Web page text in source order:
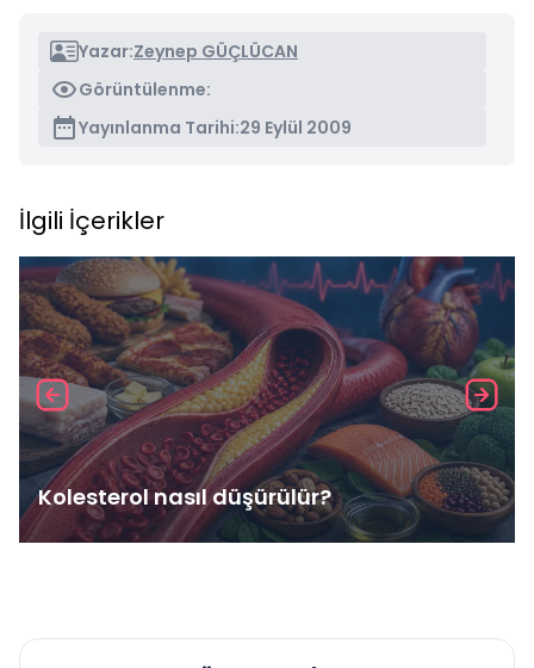
Yazar:Zeynep GÜÇLÜCAN
Görüntülenme:
Yayınlanma Tarihi:29 Eylül 2009
İlgili İçerikler
Kolesterol nasıl düşürülür?